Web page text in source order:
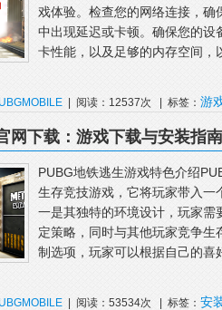
戏体验。检查您的网络连接，
中出现延迟或卡顿。确保您的
卡性能，以及足够的内存空间
| 阅读：12537次 | 标签： 游
网下载：游戏下载与安装指南
PUBG地铁逃生游戏特色介绍
生存竞技游戏，它将玩家带入
一是其独特的环境设计，玩家
定策略，同时与其他玩家竞争
制选项，玩家可以根据自己的
| 阅读：53534次 | 标签： 安